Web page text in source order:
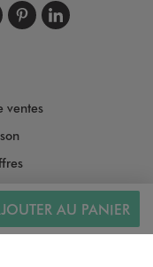
AU PANIER
sur
nous sur
nousnous
Suivez-
ventes
données